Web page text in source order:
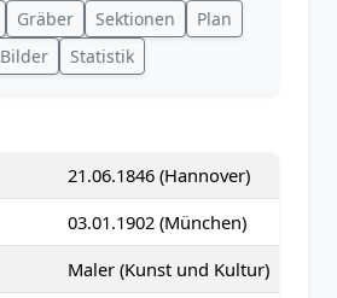
Gräber Sektionen
Plan
Bilder
Statistik
21.06.1846 (Hannover)
03.01.1902 (München)
Maler (Kunst und Kultur)